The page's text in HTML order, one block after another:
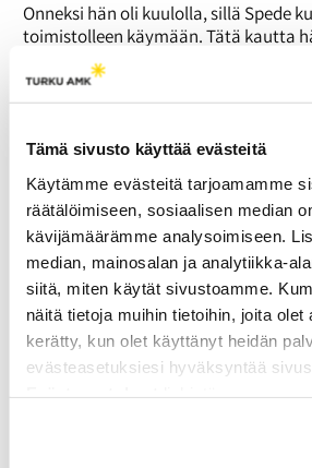
Tämä sivusto käyttää evästeitä
Käytämme evästeitä tarjoamamme
räätälöimiseen, sosiaalisen median
kävijämäärämme analysoimiseen.
median, mainosalan ja analytiikka-
siitä, miten käytät sivustoamme.
näitä tietoja muihin tietoihin, joita olet
kerätty, kun olet käyttänyt heidän
evästeasetuksiesi hyväksyntää
Onneksi hän oli kuulolla, sillä Spede
toimistolleen käymään. Tätä kautta
lisäksi televisioon esiintymään
ensimmäiset levytyksensä Suomessa.
hän solmi levytyssopimuksen CBS-
Samassa yhtiössä hän oli koko
Keikkailun ja levyttämisen ohella hän
merkonomiksi Helsingissä ja
alalta.
Aika aikaa kutakin: Pasanen poistui
ensimmäisen kerran
takia 1980-luvun alussa. Hän palasi
1984 kappaleellaMissä olit kaikki
tullut ikivihreä hitti.
Hän halusi itsellensä vielä uuden